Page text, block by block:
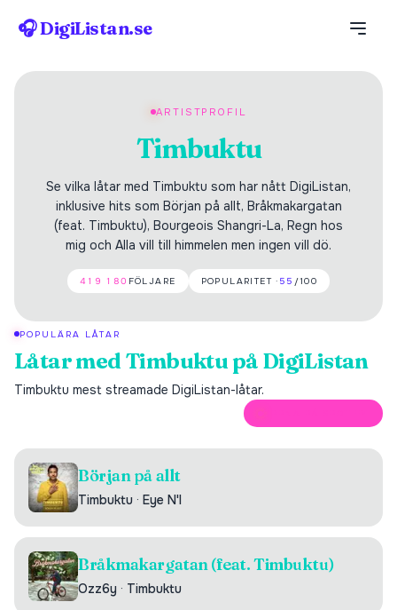
🎧 DigiListan.se
ARTISTPROFIL
Timbuktu
Se vilka låtar med Timbuktu som har nått DigiListan,
inklusive hits som Början på allt, Bråkmakargatan
(feat. Timbuktu), Bourgeois Shangri-La, Regn hos
mig och Alla vill till himmelen men ingen vill dö.
419 180 FÖLJARE POPULARITET · 55 /100
POPULÄRA LÅTAR
Låtar medTimbuktu på DigiListan
Timbuktu mest streamade DigiListan-låtar.
Början på allt
Timbuktu · Eye N'I
Bråkmakargatan (feat. Timbuktu)
Ozz6y · Timbuktu